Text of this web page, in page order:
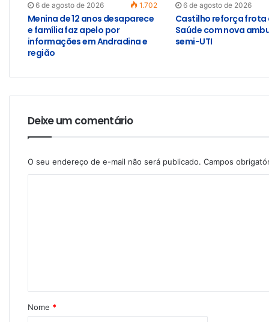
6 de agosto de 2026 1.702
Menina de 12 anos desaparece
e família faz apelo por
informações em Andradina e
região
6 de agosto de 2026
Castilho reforça frota
Saúde com nova
semi-UTI
Deixe um comentário
O seu endereço de e-mail não será publicado. Campos
Nome *